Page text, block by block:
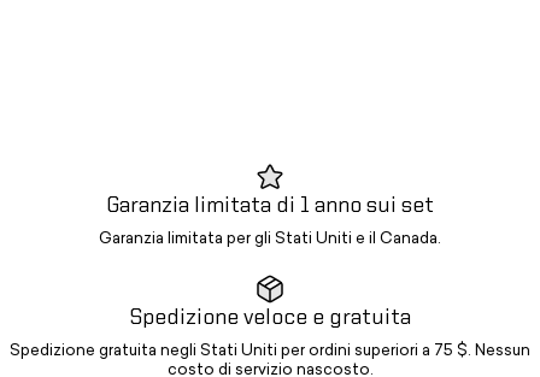
Garanzia limitata di 1 anno sui set
Garanzia limitata per gli Stati Uniti e il Canada.
Spedizione veloce e gratuita
Spedizione gratuita negli Stati Uniti per ordini superiori a 75 $. Nessun
costo di servizio nascosto.